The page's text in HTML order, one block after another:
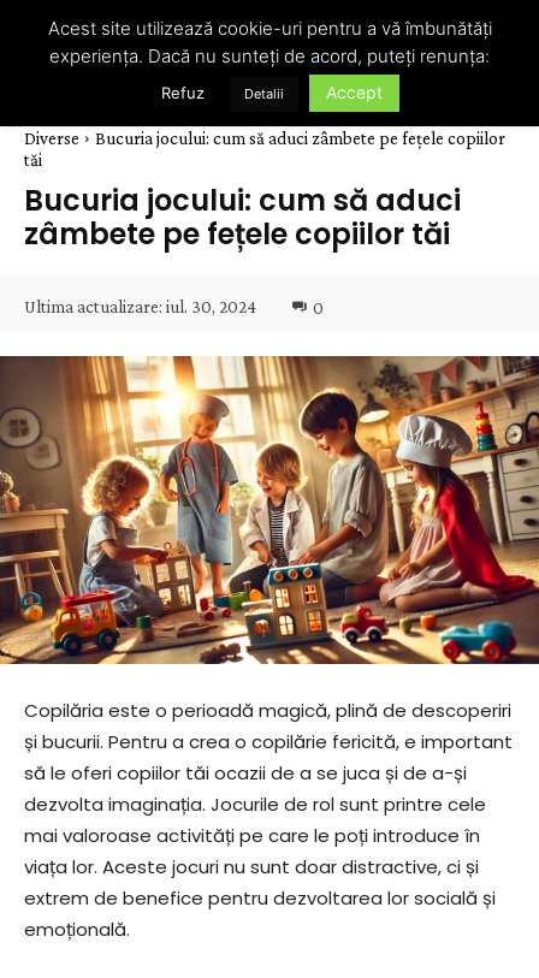
Diverse
Bucuria jocului: cum să aduci zâmbete pe fețele copiilor
tăi
Bucuria jocului: cum să aduci
zâmbete pe fețele copiilor tăi
Ultima actualizare: iul. 30, 2024 0
Copilăria este o perioadă magică, plină de descoperiri
și bucurii. Pentru a crea o copilărie fericită, e important
să le oferi copiilor tăi ocazii de a se juca și de a-și
dezvolta imaginația. Jocurile de rol sunt printre cele
mai valoroase activități pe care le poți introduce în
viața lor. Aceste jocuri nu sunt doar distractive, ci și
extrem de benefice pentru dezvoltarea lor socială și
emoțională.
Acest site utilizează cookie-uri pentru a vă îmbunătăți
experiența. Dacă nu sunteți de acord, puteți renunța:
Refuz Detalii Accept